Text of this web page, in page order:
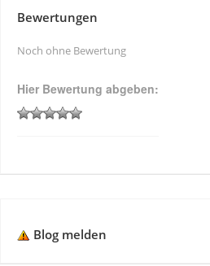
Bewertungen
Noch ohne Bewertung
Hier Bewertung abgeben:
Blog melden